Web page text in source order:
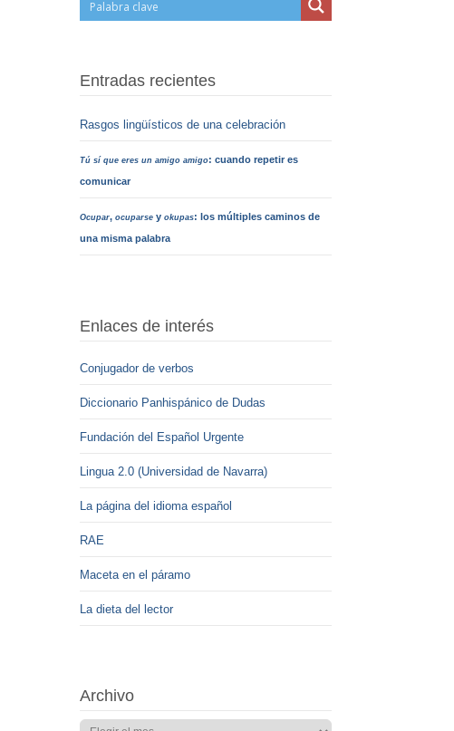
Entradas recientes
Rasgos lingüísticos de una celebración
Tú sí que eres un amigo amigo: cuando repetir es
comunicar
Ocupar, ocuparsey okupas: los múltiples caminos de
una misma palabra
Enlaces de interés
Conjugador de verbos
Diccionario Panhispánico de Dudas
Fundación del Español Urgente
Lingua 2.0 (Universidad de Navarra)
La página del idioma español
RAE
Maceta en el páramo
La dieta del lector
Archivo